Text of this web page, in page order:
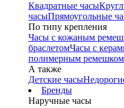
Квадратные часы
часыПрямоугольные
По типу крепления
Часы с кожаным
браслетомЧасы с
полимерным ремешком
А также
Детские часы
Бренды
Наручные часы